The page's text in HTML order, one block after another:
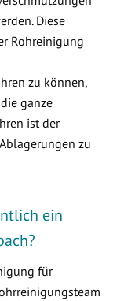
Diese
Rohreinigung
zu können,
ganze
ist der
zu
ein
für